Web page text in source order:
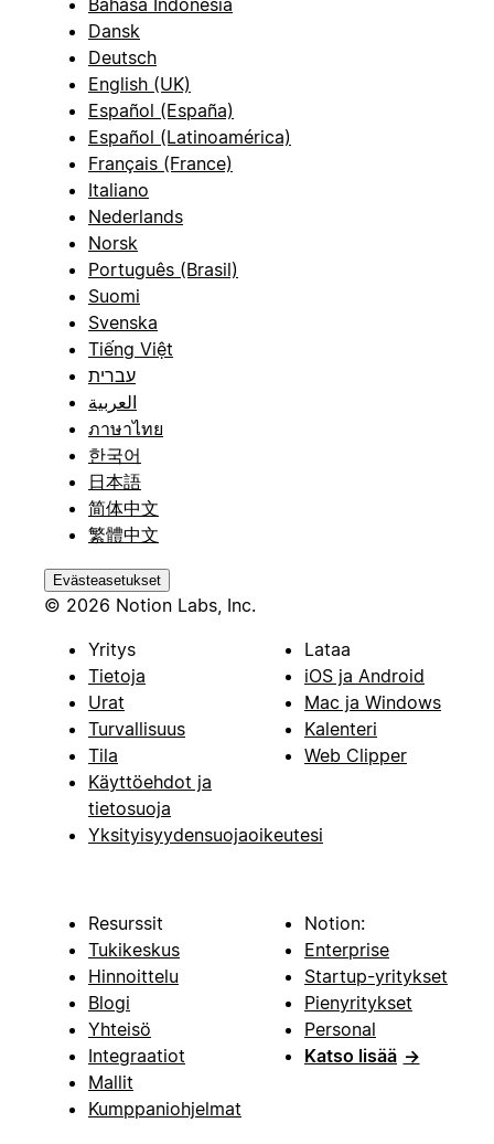
Dansk
Deutsch
English (UK)
Español (España)
Español (Latinoamérica)
Français (France)
Italiano
Nederlands
Norsk
Português (Brasil)
Suomi
Svenska
Tiếng Việt
עברית
العربية
ภาษาไทย
한국어
日本語
简体中文
繁體中文
Evästeasetukset
© 2026 Notion Labs, Inc.
Yritys
Tietoja
Urat
Turvallisuus
Tila
Käyttöehdot ja
tietosuoja
Yksityisyydensuojaoikeutesi
Lataa
iOS ja Android
Mac ja Windows
Kalenteri
Web Clipper
Resurssit
Tukikeskus
Hinnoittelu
Blogi
Yhteisö
Integraatiot
Mallit
Kumppaniohjelmat
Notion:
Enterprise
Startup-yritykset
Pienyritykset
Personal
Katso lisää →